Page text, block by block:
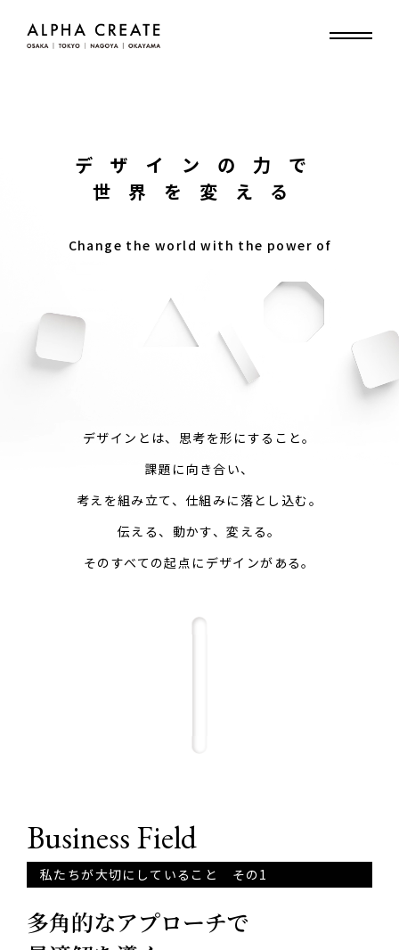
デザインの力で
世界を変える
Change the world with the power of
デザインとは、思考を形にすること。
課題に向き合い、
考えを組み立て、仕組みに落とし込む。
伝える、動かす、変える。
そのすべての起点にデザインがある。
Business Field
私たちが大切にしていること その1
多角的なアプローチで